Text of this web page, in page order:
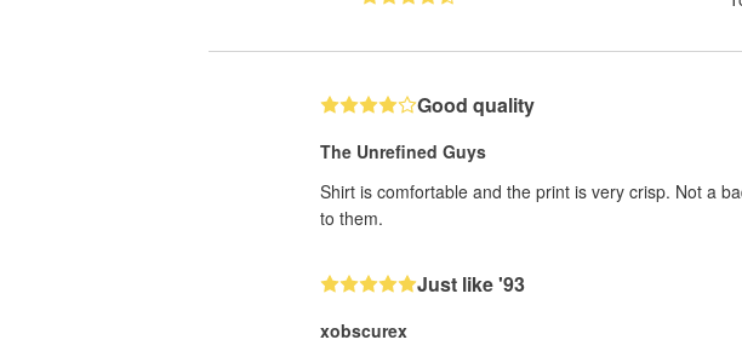
Good quality
The Unrefined Guys
Shirt is comfortable and the print is very crisp. Not a
to them.
Just like '93
xobscurex